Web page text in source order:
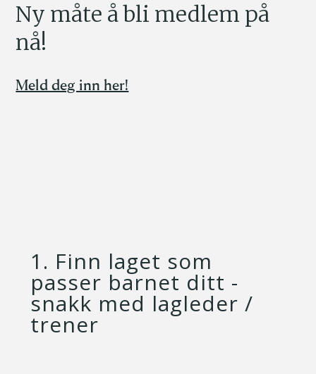
Ny måte å bli medlem på
nå!
Meld deg inn her!
1. Finn laget som
passer barnet ditt -
snakk med lagleder /
trener